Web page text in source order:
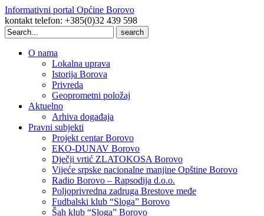
Informativni portal Općine Borovo
kontakt telefon: +385(0)32 439 598
Search
for:
O nama
Lokalna uprava
Istorija Borova
Privreda
Geoprometni položaj
Aktuelno
Arhiva događaja
Pravni subjekti
Projekt centar Borovo
EKO-DUNAV Borovo
Dječji vrtić ZLATOKOSA Borovo
Vijeće srpske nacionalne manjine Opštine Borovo
Radio Borovo – Rapsodija d.o.o.
Poljoprivredna zadruga Brestove međe
Fudbalski klub “Sloga” Borovo
Šah klub “Sloga” Borovo